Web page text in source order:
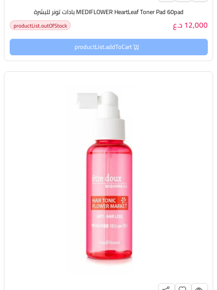
MEDIFLOWER HeartLeaf Toner Pad 60pad بادات تونر للبشرة
12,000 د.ع productList.outOfStock
productList.addToCart